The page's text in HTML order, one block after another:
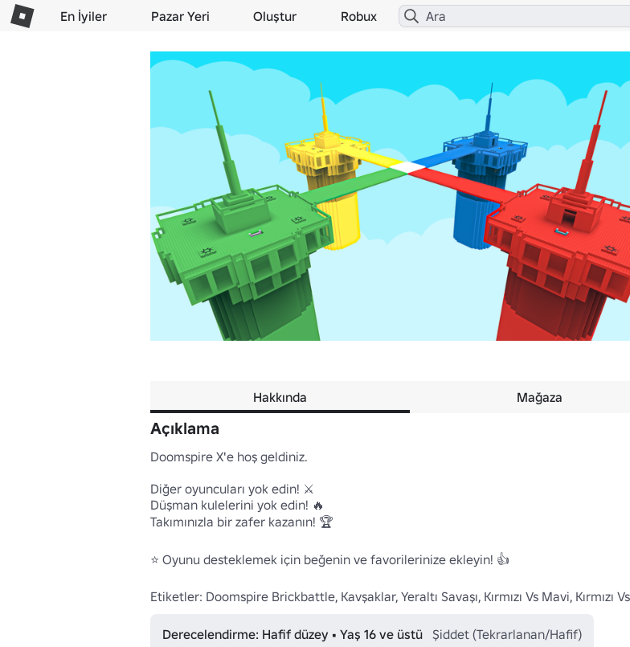
En İyiler Pazar Yeri Oluştur Robux
Hakkında Mağaza
Açıklama
Doomspire X'e hoş geldiniz.
Diğer oyuncuları yok edin! ⚔️
Düşman kulelerini yok edin! 🔥
Takımınızla bir zafer kazanın! 🏆
⭐️ Oyunu desteklemek için beğenin ve favorilerinize ekleyin! 👍
Etiketler: Doomspire Brickbattle, Kavşaklar, Yeraltı Savaşı, Kırmızı Vs Mavi, Kırmızı
Derecelendirme: Hafif düzey • Yaş 16 ve üstü Şiddet (Tekrarlanan/Hafif)